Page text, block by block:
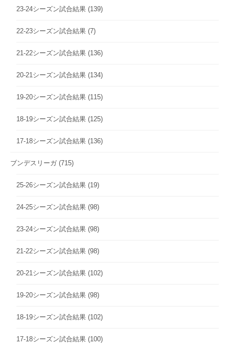
23-24シーズン試合結果 (139)
22-23シーズン試合結果 (7)
21-22シーズン試合結果 (136)
20-21シーズン試合結果 (134)
19-20シーズン試合結果 (115)
18-19シーズン試合結果 (125)
17-18シーズン試合結果 (136)
ブンデスリーガ (715)
25-26シーズン試合結果 (19)
24-25シーズン試合結果 (98)
23-24シーズン試合結果 (98)
21-22シーズン試合結果 (98)
20-21シーズン試合結果 (102)
19-20シーズン試合結果 (98)
18-19シーズン試合結果 (102)
17-18シーズン試合結果 (100)